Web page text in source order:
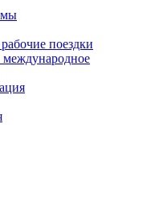
поездки
международное